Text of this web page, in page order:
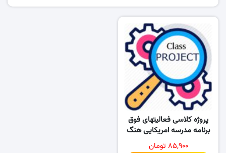
پروژه کلاسی فعالیتهای فوق
برنامه مدرسه امریکایی هنگ
کنگ (۲۰۱۷-۲۰۱۸)
۸۵,۹۰۰ تومان